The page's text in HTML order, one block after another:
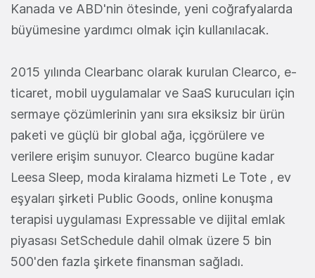
Kanada ve ABD'nin ötesinde, yeni coğrafyalarda
büyümesine yardımcı olmak için kullanılacak.
2015 yılında Clearbanc olarak kurulan Clearco, e-
ticaret, mobil uygulamalar ve SaaS kurucuları için
sermaye çözümlerinin yanı sıra eksiksiz bir ürün
paketi ve güçlü bir global ağa, içgörülere ve
verilere erişim sunuyor. Clearco bugüne kadar
Leesa Sleep, moda kiralama hizmeti Le Tote , ev
eşyaları şirketi Public Goods, online konuşma
terapisi uygulaması Expressable ve dijital emlak
piyasası SetSchedule dahil olmak üzere 5 bin
500'den fazla şirkete finansman sağladı.